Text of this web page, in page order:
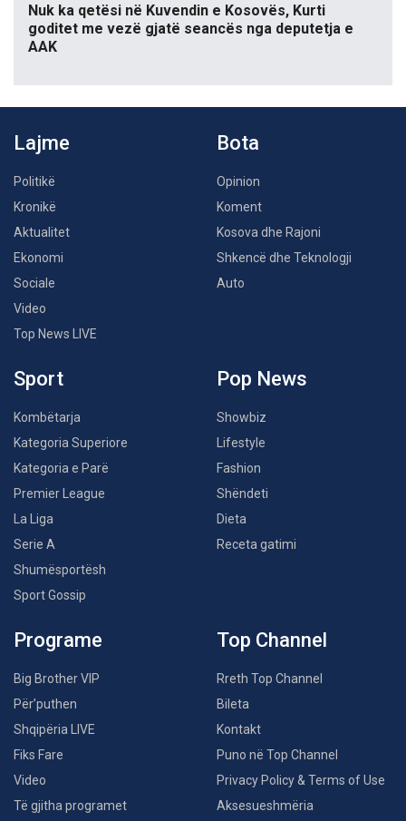
Nuk ka qetësi në Kuvendin e Kosovës, Kurti
goditet me vezë gjatë seancës nga deputetja e
AAK
Lajme
Politikë
Kronikë
Aktualitet
Ekonomi
Sociale
Video
Top News LIVE
Bota
Opinion
Koment
Kosova dhe Rajoni
Shkencë dhe Teknologji
Auto
Sport
Kombëtarja
Kategoria Superiore
Kategoria e Parë
Premier League
La Liga
Serie A
Shumësportësh
Sport Gossip
Pop News
Showbiz
Lifestyle
Fashion
Shëndeti
Dieta
Receta gatimi
Programe
Big Brother VIP
Për’puthen
Shqipëria LIVE
Fiks Fare
Video
Të gjitha programet
Top Channel
Rreth Top Channel
Bileta
Kontakt
Puno në Top Channel
Privacy Policy & Terms of Use
Aksesueshmëria